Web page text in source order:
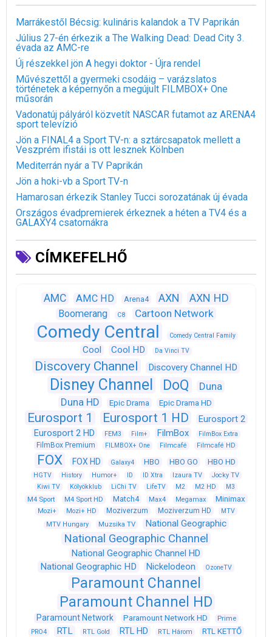
Marrákestől Bécsig: kulináris kalandok a TV Paprikán
Július 27-én érkezik a The Walking Dead: Dead City 3.
évada az AMC-re
Új részekkel jön A hegyi doktor - Újra rendel
Művészettől a gyermeki csodáig – varázslatos
történetek a képernyőn a megújult FILMBOX+ One
műsorán
Vadonatúj pályáról közvetít NASCAR futamot az ARENA4
sport televízió
Jön a FINAL4 a Sport TV-n: a sztárcsapatok mellett a
Veszprém ifistái is ott lesznek Kölnben
Mediterrán nyár a TV Paprikán
Jön a hoki-vb a Sport TV-n
Hamarosan érkezik Stanley Tucci sorozatának új évada
Országos évadpremierek érkeznek a héten a TV4 és a
GALAXY4 csatornákra
CÍMKEFELHŐ
AMC AMC HD Arena4 AXN AXN HD
Boomerang C8 Cartoon Network
Comedy Central Comedy Central Family
Cool Cool HD Da Vinci TV
Discovery Channel Discovery Channel HD
Disney Channel DoQ
Duna
Duna HD
Epic Drama Epic Drama HD
Eurosport 1 Eurosport 1 HD
Eurosport 2
Eurosport 2 HD
FEM3 Film+ FilmBox FilmBox Extra
FilmBox Premium FILMBOX+ One Filmcafé Filmcafé HD
FOX FOX HD Galaxy4 HBO HBO GO HBO HD
HGTV History Humor+ ID ID Xtra Izaura TV
Jocky TV
Kiwi TV
Kölyökklub LiChi TV LifeTV M2 M2 HD M3
M4 Sport M4 Sport HD Match4 Max4 Megamax Minimax
Mozi+ Mozi+ HD Moziverzum Moziverzum HD
MTV
MTV Hungary
Muzsika TV National Geographic
National Geographic Channel
National Geographic Channel HD
National Geographic HD
Nickelodeon OzoneTV
Paramount Channel
Paramount Channel HD
Paramount Network Paramount Network HD Prime
PRO4 RTL RTL Gold RTL HD RTL Három RTL KETTŐ